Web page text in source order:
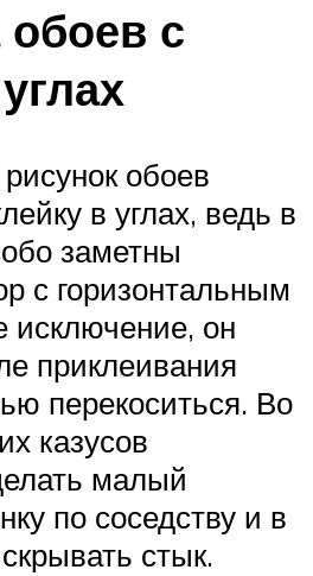
обоев с
обоев
в углах, ведь в
заметны
с горизонтальным
исключение, он
приклеивания
перекоситься. Во
казусов
малый
по соседству и в
стык.